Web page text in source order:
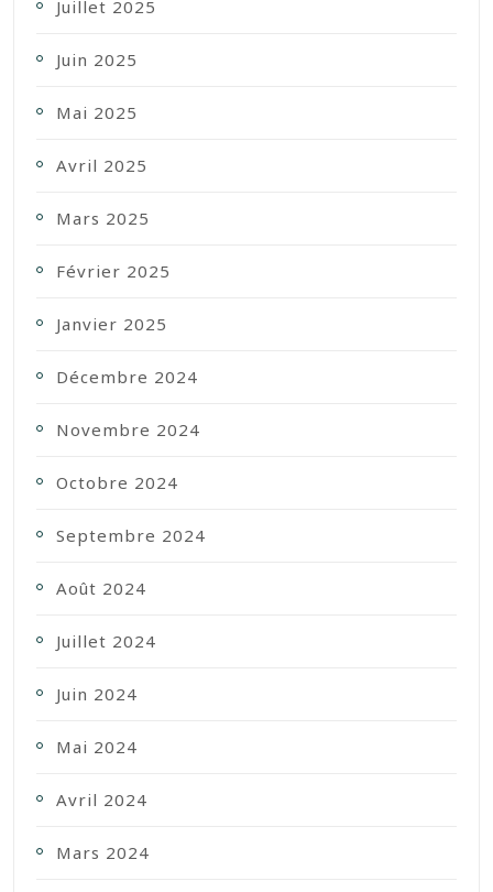
Juillet 2025
Juin 2025
Mai 2025
Avril 2025
Mars 2025
Février 2025
Janvier 2025
Décembre 2024
Novembre 2024
Octobre 2024
Septembre 2024
Août 2024
Juillet 2024
Juin 2024
Mai 2024
Avril 2024
Mars 2024